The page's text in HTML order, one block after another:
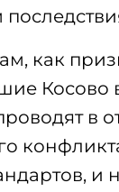
как
Косово
в
и